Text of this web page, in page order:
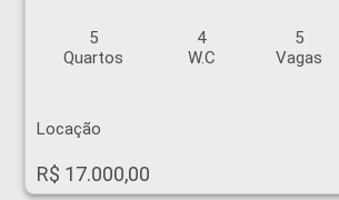
5
Quartos
4
W.C
5
Vagas
Locação
R$ 17.000,00